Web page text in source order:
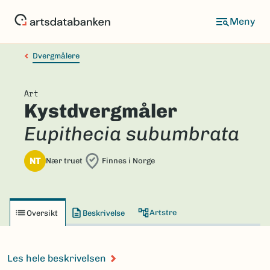
Dvergmålere
Art
Kystdvergmåler
Eupithecia subumbrata
NT Nær truet Finnes i Norge
Oversikt Beskrivelse Artstre
Les hele beskrivelsen